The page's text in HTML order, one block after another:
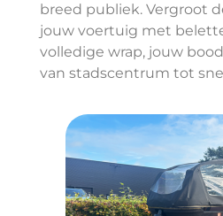
breed publiek. Vergroot
jouw voertuig met
volledige wrap, jouw
van stadscentrum tot